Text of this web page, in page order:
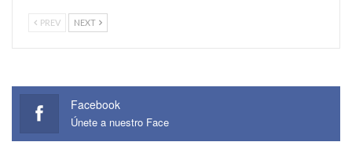
PREV NEXT
Facebook
Únete a nuestro Face